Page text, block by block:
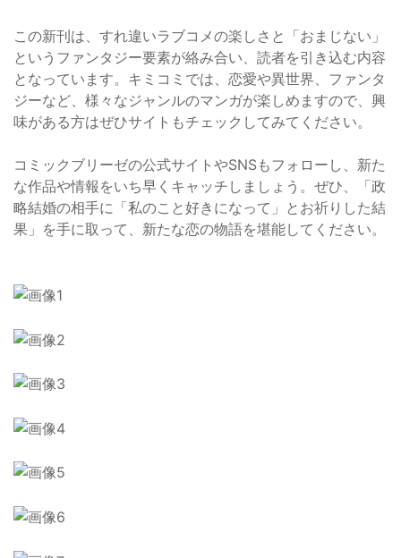
この新刊は、すれ違いラブコメの楽しさと「おまじない」
というファンタジー要素が絡み合い、読者を引き込む内容
となっています。キミコミでは、恋愛や異世界、ファンタ
ジーなど、様々なジャンルのマンガが楽しめますので、興
味がある方はぜひサイトもチェックしてみてください。
コミックブリーゼの公式サイトやSNSもフォローし、新た
な作品や情報をいち早くキャッチしましょう。ぜひ、「政
略結婚の相手に「私のこと好きになって」とお祈りした結
果」を手に取って、新たな恋の物語を堪能してください。